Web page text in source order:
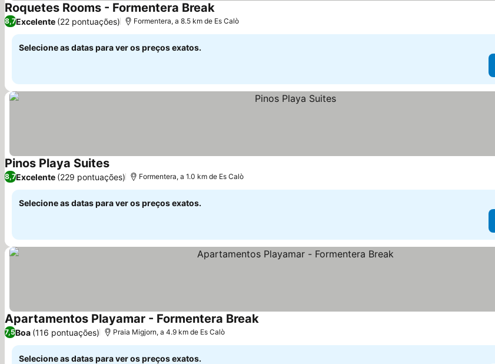
Roquetes Rooms - Formentera BreakVer preços
8,7Excelente (22 pontuações) Formentera, a 8.5 km de Es Calò
Selecione as datas para ver os preços exatos.
Pinos Playa SuitesVer preços
8,7Excelente (229 pontuações) Formentera, a 1.0 km de Es Calò
Selecione as datas para ver os preços exatos.
Apartamentos Playamar - Formentera BreakVer preços
7,5Boa (116 pontuações) Praia Migjorn, a 4.9 km de Es Calò
Selecione as datas para ver os preços exatos.